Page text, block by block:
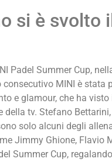
si è svolto
Padel Summer Cup,
MINI è stata
e glamour, che ha
tv. Stefano
solo alcuni degli
Jimmy Ghione, Flavio
Summer Cup,